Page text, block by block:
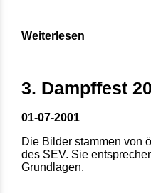
Weiterlesen
3. Dampffest
01-07-2001
Die Bilder stammen von
des SEV. Sie
Grundlagen.